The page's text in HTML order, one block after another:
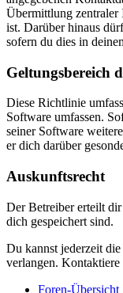
Übermittlung zentraler
ist. Darüber hinaus
sofern du dies in
Geltungsbereich
Diese Richtlinie
Software umfassen.
seiner Software
er dich darüber
Auskunftsrecht
Der Betreiber erteilt
dich gespeichert sind.
Du kannst jederzeit
verlangen.
Foren-Übersicht